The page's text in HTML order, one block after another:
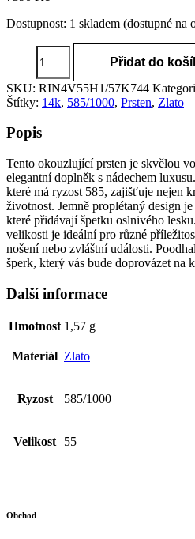
Dostupnost: 1 skladem (dostupné na
585/1000,
Hmotnost:
1,57g,
RIN4V55H1/57K744
Přidat do
SKU: RIN4V55H1/57K744
Štítky: 14k, 585/1000, Prsten, Zlato
Popis
Tento okouzlující prsten je skvělou
elegantní doplněk s nádechem
které má ryzost 585, zajišťuje nejen
životnost. Jemně proplétaný design
které přidávají špetku oslnivého
velikosti je ideální pro různé
nošení nebo zvláštní události.
šperk, který vás bude doprovázet na
Další informace
Hmotnost 1,57 g
Materiál Zlato
Ryzost 585/1000
Velikost 55
Obchod